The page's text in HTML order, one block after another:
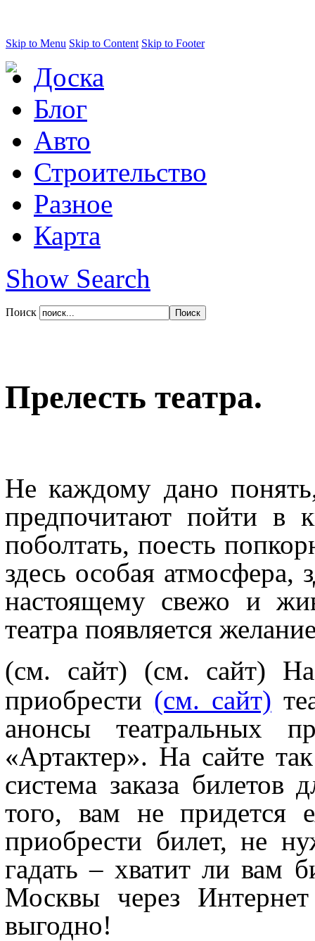
Skip to Menu Skip to Content Skip to Footer
Доска
Блог
Авто
Строительство
Разное
Карта
Show Search
Поиск
Прелесть театра.
Не каждому дано
предпочитают пойти в
поболтать, поесть
здесь особая атмосфера,
настоящему свежо и
театра появляется
(см. сайт) (см. сайт)
приобрести (см. сайт)
анонсы театральных
«Артактер». На сайте
система заказа
того, вам не придется
приобрести билет, не
гадать – хватит ли вам
Москвы через
выгодно!